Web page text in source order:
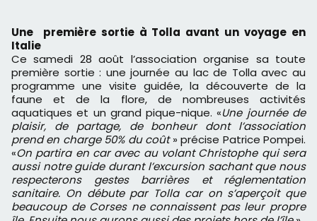
Une première sortie à Tolla avant un voyage en
Italie
Ce samedi 28 août l’association organise sa toute
première sortie : une journée au lac de Tolla avec au
programme une visite guidée, la découverte de la
faune et de la flore, de nombreuses activités
aquatiques et un grand pique-nique. «Une journée de
plaisir, de partage, de bonheur dont l’association
prend en charge 50% du coût» précise Patrice Pompei.
«On partira en car avec au volant Christophe qui sera
aussi notre guide durant l’excursion sachant que nous
respecterons gestes barrières et réglementation
sanitaire. On débute par Tolla car on s’aperçoit que
beaucoup de Corses ne connaissent pas leur propre